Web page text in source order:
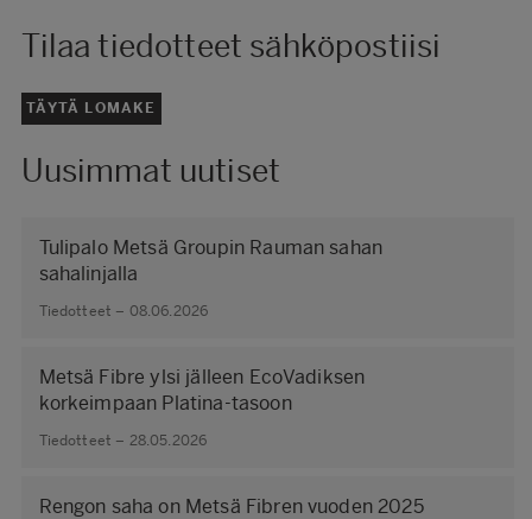
Tilaa tiedotteet sähköpostiisi
TÄYTÄ LOMAKE
Uusimmat uutiset
Tulipalo Metsä Groupin Rauman sahan
sahalinjalla
Tiedotteet – 08.06.2026
Metsä Fibre ylsi jälleen EcoVadiksen
korkeimpaan Platina-tasoon
Tiedotteet – 28.05.2026
Rengon saha on Metsä Fibren vuoden 2025